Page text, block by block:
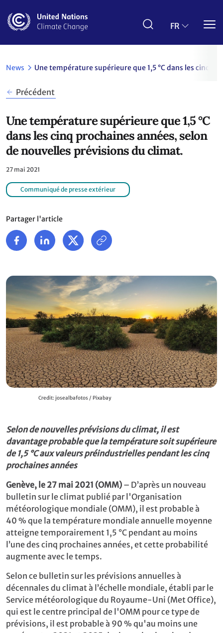
au
contenu
FR
News Une température supérieure que 1,5 °C dans les cinq
Précédent
Une température supérieure que 1,5 °C
dans les cinq prochaines années, selon
de nouvelles prévisions du climat.
27 mai 2021
Communiqué de presse extérieur
Partager l'article
Credit: josealbafotos / Pixabay
Selon de nouvelles prévisions du climat, il est
davantage probable que la température soit supérieure
de 1,5 °C aux valeurs préindustrielles pendant les cinq
prochaines années
Genève, le 27 mai 2021 (OMM) – D’après un nouveau
bulletin sur le climat publié par l'Organisation
météorologique mondiale (OMM), il est probable à
40 % que la température mondiale annuelle moyenne
atteigne temporairement 1,5 °C pendant au moins
l’une des cinq prochaines années, et cette probabilité
augmente avec le temps.
Selon ce bulletin sur les prévisions annuelles à
décennales du climat à l’échelle mondiale, établi par le
Service météorologique du Royaume-Uni (Met Office),
qui est le centre principal de l'OMM pour ce type de
prévisions, il est probable à 90 % qu'au moins une